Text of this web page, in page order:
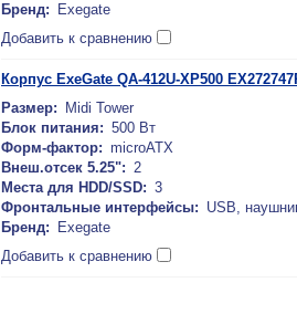
Бренд:
Exegate
Добавить к сравнению
Корпус ExeGate QA-412U-XP500
Размер:
Midi Tower
Блок питания: 500 Вт
Форм-фактор: microATX
Внеш.отсек 5.25": 2
Места для HDD/SSD: 3
Фронтальные интерфейсы: USB,
Бренд:
Exegate
Добавить к сравнению